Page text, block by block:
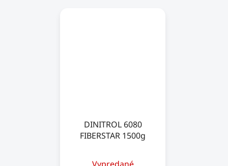
DINITROL 6080
FIBERSTAR 1500g
Vypredané